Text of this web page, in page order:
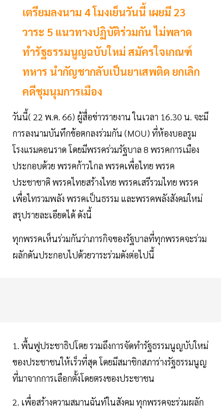
เตรียมลงนาม 4 โมงเย็นวันนี้ เผยมี 23
วาระ 5 แนวทางปฏิบัติร่วมกัน ไม่พลาด
ทำรัฐธรรมนูญฉบับใหม่ สมัครใจเกณฑ์
ทหาร นำกัญชากลับเป็นยาเสพติด ยกเลิก
คดีชุมนุมการเมือง
วันนี้( 22 พ.ค. 66) ผู้สื่อข่าวรายงาน ในเวลา 16.30 น. จะมี
การลงนามบันทึกข้อตกลงร่วมกัน (MOU) ที่ห้องบอลรูม
โรงแรมคอนราด โดยมีพรรคร่วมรัฐบาล 8 พรรคการเมือง
ประกอบด้วย พรรคก้าวไกล พรรคเพื่อไทย พรรค
ประชาชาติ พรรคไทยสร้างไทย พรรคเสรีรวมไทย พรรค
เพื่อไทรวมพลัง พรรคเป็นธรรม และพรรคพลังสังคมใหม่
สรุปรายละเอียดได้ ดังนี้
ทุกพรรคเห็นร่วมกันว่าภารกิจของรัฐบาลที่ทุกพรรคจะร่วม
ผลักดันประกอบไปด้วยวาระร่วมดังต่อไปนี้
1. พื้นฟูประชาธิปโตย รวมถึงการจัดทำรัฐธรรมนูญบับใหม่
ของประชาชนให้เร็วที่สุด โดยมีสมาชิกสภาร่างรัฐธรรมนูญ
ที่มาจากการเลือกตั้งโดยตรงของประชาชน
2. เพื่อสร้างความสมานฉันท์ในสังคม ทุกพรรคจะร่วมผลัก